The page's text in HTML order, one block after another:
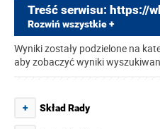
Treść serwisu: https://
Rozwiń wszystkie +
Wyniki zostały podzielone na
aby zobaczyć wyniki
+ Skład Rady